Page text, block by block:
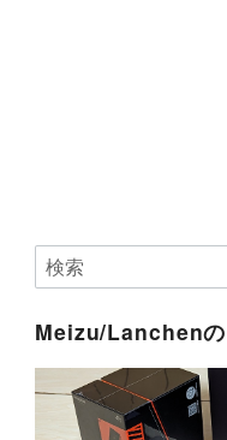
Meizu/Lanchen